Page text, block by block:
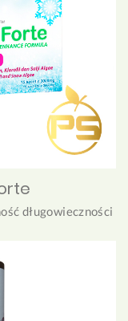
długowieczności